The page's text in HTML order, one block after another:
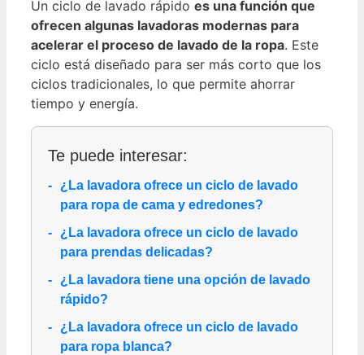
Un ciclo de lavado rápido es una función que
ofrecen algunas lavadoras modernas para
acelerar el proceso de lavado de la ropa. Este
ciclo está diseñado para ser más corto que los
ciclos tradicionales, lo que permite ahorrar
tiempo y energía.
Te puede interesar:
¿La lavadora ofrece un ciclo de lavado
para ropa de cama y edredones?
¿La lavadora ofrece un ciclo de lavado
para prendas delicadas?
¿La lavadora tiene una opción de lavado
rápido?
¿La lavadora ofrece un ciclo de lavado
para ropa blanca?